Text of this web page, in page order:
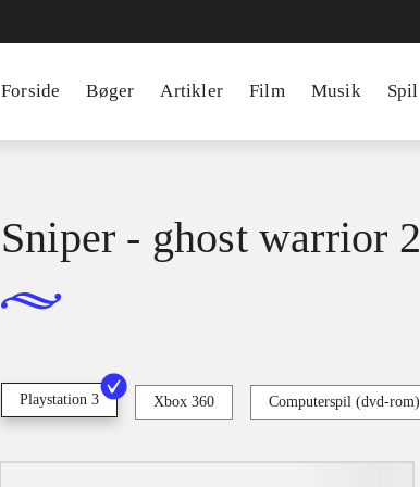
Forside Bøger Artikler Film Musik Spil
Sniper - ghost warrior 2
Playstation 3 Xbox 360 Computerspil (dvd-rom)